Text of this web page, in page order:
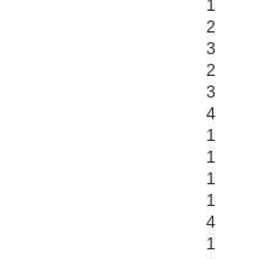
1
2
3
2
3
4
1
1
1
1
4
1